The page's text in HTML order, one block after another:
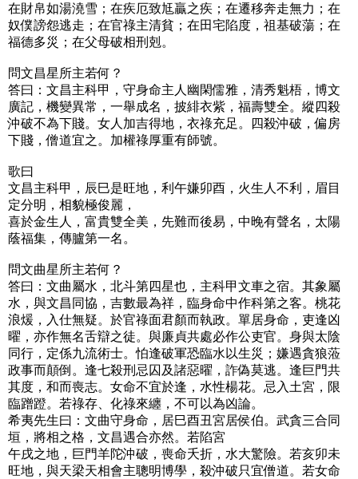
在財帛如湯澆雪；在疾厄致尪贏之疾；在遷移奔走無力；在
奴僕謗怨逃走；在官祿主清貧；在田宅陷度，祖基破蕩；在
福德多災；在父母破相刑剋。
問文昌星所主若何？
答曰：文昌主科甲，守身命主人幽閑儒雅，清秀魁梧，博文
廣記，機變異常，一舉成名，披緋衣紫，福壽雙全。縱四殺
沖破不為下賤。女人加吉得地，衣祿充足。四殺沖破，偏房
下賤，僧道宜之。加權祿厚重有師號。
歌曰
文昌主科甲，辰巳是旺地，利午嫌卯酉，火生人不利，眉目
定分明，相貌極俊麗，
喜於金生人，富貴雙全美，先難而後易，中晚有聲名，太陽
蔭福集，傳臚第一名。
問文曲星所主若何？
答曰：文曲屬水，北斗第四星也，主科甲文車之宿。其象屬
水，與文昌同協，吉數最為祥，臨身命中作科第之客。桃花
浪煖，入仕無疑。於官祿面君顏而執政。單居身命，吏逢凶
曜，亦作無名舌辯之徒。與廉貞共處必作公吏官。身與太陰
同行，定係九流術士。怕逢破軍恐臨水以生災；嫌遇貪狼蒞
政事而顛倒。逢七殺刑忌囚及諸惡曜，詐偽莫逃。逢巨門共
其度，和而喪志。女命不宜於逢，水性楊花。忌入土宮，限
臨蹭蹬。若祿存、化祿來纏，不可以為凶論。
希夷先生曰：文曲守身命，居巳酉丑宮居侯伯。武貪三合同
垣，將相之格，文昌遇合亦然。若陷宮
午戌之地，巨門羊陀沖破，喪命夭折，水大驚險。若亥卯未
旺地，與天梁天相會主聰明博學，殺沖破只宜僧道。若女命